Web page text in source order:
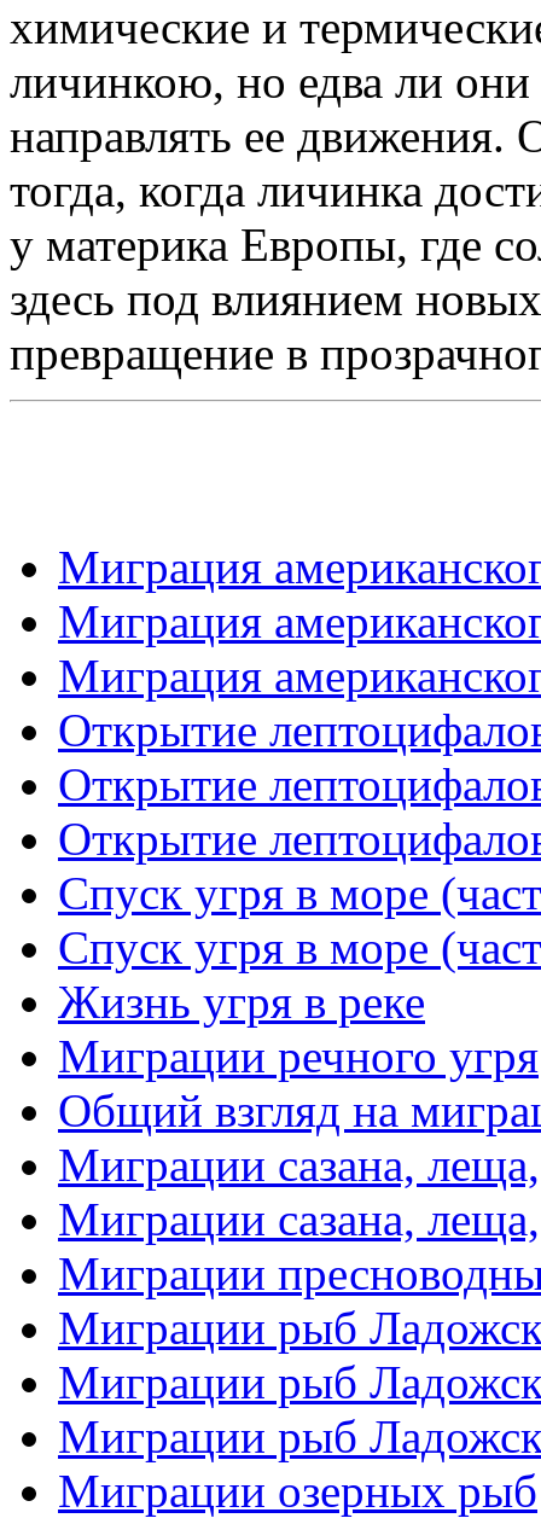
химические и
личинкою, но едва ли они
направлять ее движения.
тогда, когда личинка
у материка Европы, где
здесь под влиянием
превращение в
Миграция
Миграция
Миграция
Открытие
Открытие
Открытие
Спуск угря в море
Спуск угря в море
Жизнь угря в реке
Миграции речного угря
Общий взгляд на
Миграции сазана,
Миграции сазана,
Миграции
Миграции рыб
Миграции рыб
Миграции рыб
Миграции озерных рыб